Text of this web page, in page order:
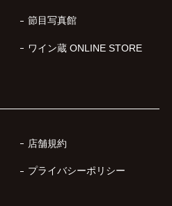
節目写真館
ワイン蔵 ONLINE STORE
店舗規約
プライバシーポリシー